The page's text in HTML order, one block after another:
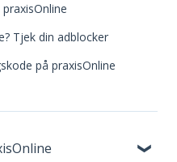
Tjek din adblocker
på praxisOnline